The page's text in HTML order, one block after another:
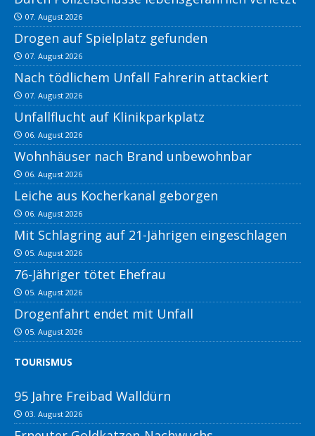
07. August 2026
Drogen auf Spielplatz gefunden
07. August 2026
Nach tödlichem Unfall Fahrerin attackiert
07. August 2026
Unfallflucht auf Klinikparkplatz
06. August 2026
Wohnhäuser nach Brand unbewohnbar
06. August 2026
Leiche aus Kocherkanal geborgen
06. August 2026
Mit Schlagring auf 21-Jährigen eingeschlagen
05. August 2026
76-Jähriger tötet Ehefrau
05. August 2026
Drogenfahrt endet mit Unfall
05. August 2026
TOURISMUS
95 Jahre Freibad Walldürn
03. August 2026